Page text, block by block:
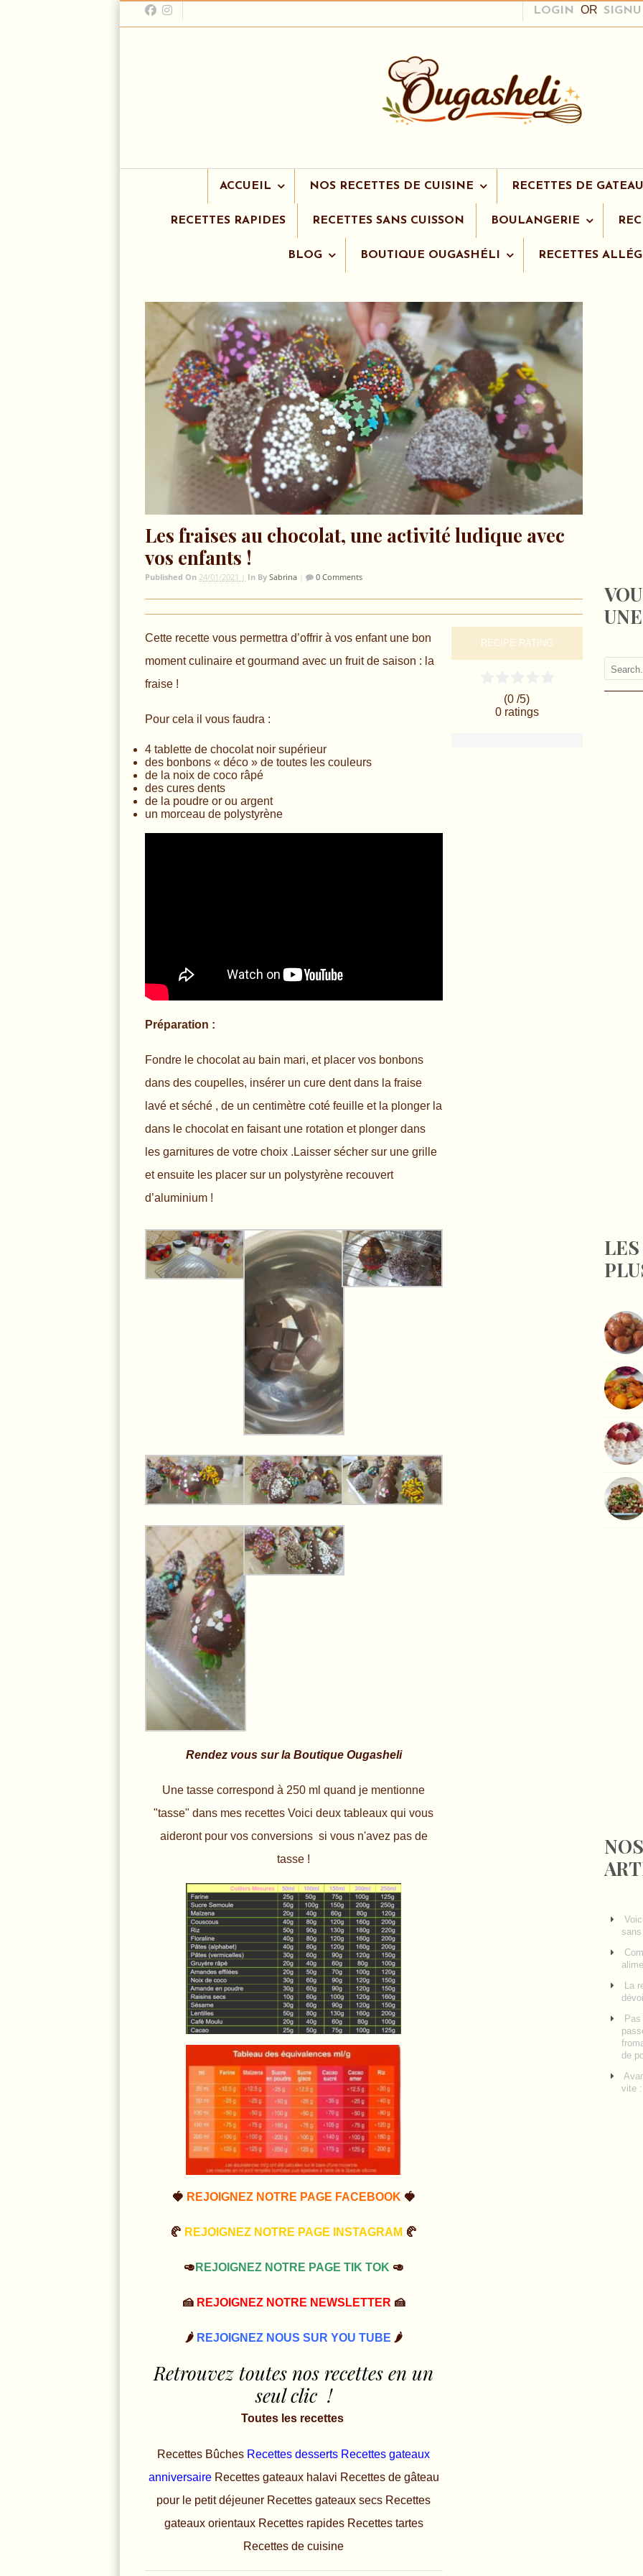
LOGIN OR
ACCUEIL NOS RECETTES DE CUISINE RECETTES DE
RECETTES RAPIDES RECETTES SANS CUISSON BOULANGERIE
BLOG BOUTIQUE OUGASHÉLI RECETTES
Les fraises au chocolat, une activité ludique avec
vos enfants !
Published On 24/01/2021 | In By Sabrina 0 Comments
Cette recette vous permettra d’offrir à vos enfant une bon
moment culinaire et gourmand avec un fruit de saison : la
fraise !
Pour cela il vous faudra :
4 tablette de chocolat noir supérieur
des bonbons « déco » de toutes les couleurs
de la noix de coco râpé
des cures dents
de la poudre or ou argent
un morceau de polystyrène
Préparation :
Fondre le chocolat au bain mari, et placer vos bonbons
dans des coupelles, insérer un cure dent dans la fraise
lavé et séché , de un centimètre coté feuille et la plonger la
dans le chocolat en faisant une rotation et plonger dans
les garnitures de votre choix .Laisser sécher sur une grille
et ensuite les placer sur un polystyrène recouvert
d’aluminium !
Rendez vous sur la Boutique Ougasheli
Une tasse correspond à 250 ml quand je mentionne
"tasse" dans mes recettes Voici deux tableaux qui vous
aideront pour vos conversions si vous n'avez pas de
tasse !
🍓 REJOIGNEZ NOTRE PAGE FACEBOOK 🍓
🥐 REJOIGNEZ NOTRE PAGE INSTAGRAM 🥐
🥑 REJOIGNEZ NOTRE PAGE TIK TOK 🥑
🍰 REJOIGNEZ NOTRE NEWSLETTER 🍰
🌶️ REJOIGNEZ NOUS SUR YOU TUBE 🌶️
Retrouvez toutes nos recettes en un
seul clic !
Toutes les recettes
Recettes Bûches Recettes desserts Recettes gateaux
anniversaire Recettes gateaux halavi Recettes de gâteau
pour le petit déjeuner Recettes gateaux secs Recettes
gateaux orientaux Recettes rapides Recettes tartes
Recettes de cuisine
RECIPE RATING
(0 /5)
0 ratings
La
de
vite